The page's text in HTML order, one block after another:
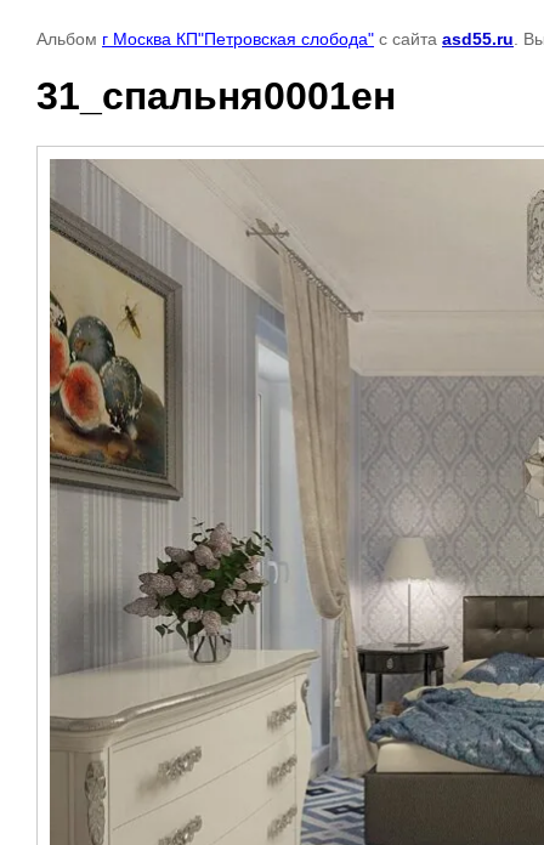
Альбом г Москва КП"Петровская слобода" с сайта asd55.ru .
31_спальня0001ен